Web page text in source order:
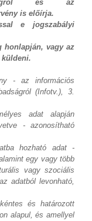
jogról és az
is előírja.
e jogszabályi
honlapján, vagy az
küldeni.
- az információs
(Infotv.), 3.
adat alapján
- azonosítható
hozható adat -
egy vagy több
vagy szociális
adatból levonható,
és határozott
alapul, és amellyel